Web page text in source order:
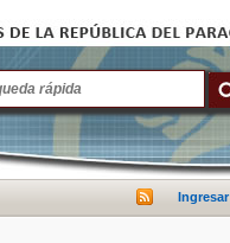
Ingresar